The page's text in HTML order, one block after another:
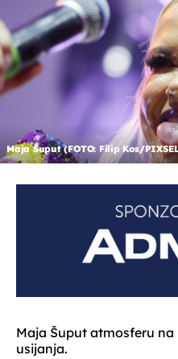
Maja Šuput (FOTO: Filip Kos/
Maja Šuput atmosferu
usijanja.
OMOGUĆI